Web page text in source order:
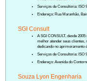
Serviços de Consultoria: ISO
Endereço: Rua Maranhão,
SGI Consult
A SGI CONSULT, desde
melhor atender seus clientes,
dedicando no aprimoramento
Serviços de Consultoria: ISO
Endereço: Avenida do
Souza Lyon Engenharia